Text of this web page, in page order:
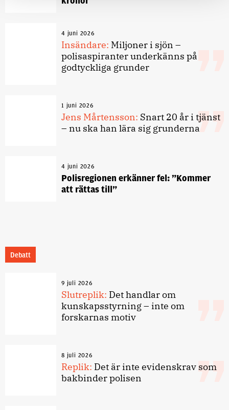
4 juni 2026
Insändare: Miljoner i sjön –
polisaspiranter underkänns på
godtyckliga grunder
1 juni 2026
Jens Mårtensson: Snart 20 år i tjänst
– nu ska han lära sig grunderna
4 juni 2026
Polisregionen erkänner fel: ”Kommer
att rättas till”
Debatt
9 juli 2026
Slutreplik: Det handlar om
kunskapsstyrning – inte om
forskarnas motiv
8 juli 2026
Replik: Det är inte evidenskrav som
bakbinder polisen